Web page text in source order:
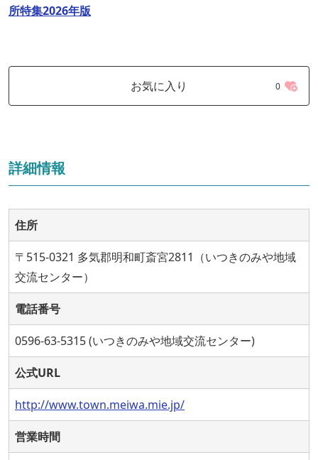
所特集2026年版
お気に入り 0
詳細情報
住所
〒515-0321 多気郡明和町斎宮2811（いつきのみや地域
交流センター）
電話番号
0596-63-5315 (いつきのみや地域交流センター)
公式URL
http://www.town.meiwa.mie.jp/
営業時間